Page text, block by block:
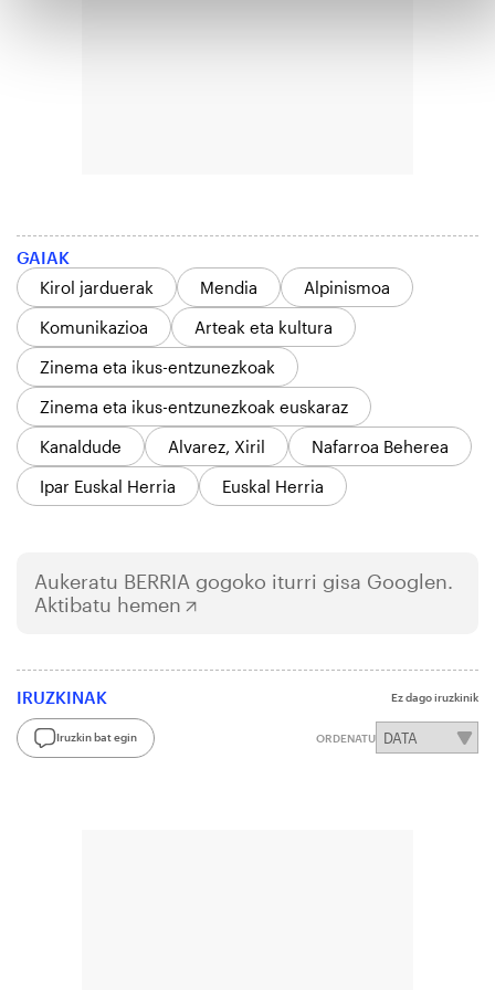
GAIAK
Kirol jarduerak
Mendia
Alpinismoa
Komunikazioa
Arteak eta kultura
Zinema eta ikus-entzunezkoak
Zinema eta ikus-entzunezkoak euskaraz
Kanaldude
Alvarez, Xiril
Nafarroa Beherea
Ipar Euskal Herria
Euskal Herria
Aukeratu BERRIA gogoko iturri gisa Googlen.
Aktibatu hemen
IRUZKINAK Ez dago iruzkinik
Iruzkin bat egin ORDENATU